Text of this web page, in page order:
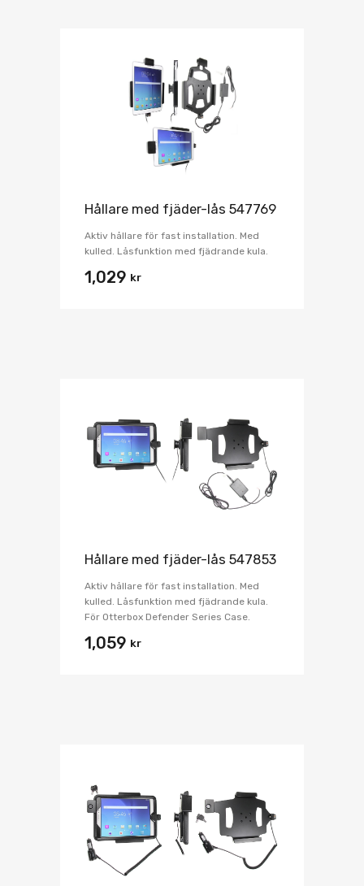
Hållare med fjäder-lås 547769
Aktiv hållare för fast installation. Med
kulled. Låsfunktion med fjädrande kula.
1,029 kr
Hållare med fjäder-lås 547853
Aktiv hållare för fast installation. Med
kulled. Låsfunktion med fjädrande kula.
För Otterbox Defender Series Case.
1,059 kr